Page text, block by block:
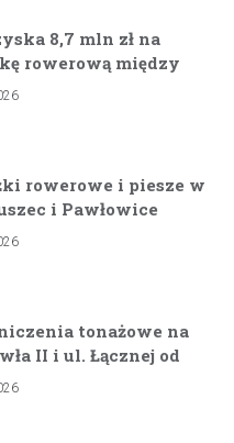
8,7 mln zł na
rowerową między
rowerowe i piesze w
i Pawłowice
wsparciu
tonażowe na
II i ul. Łącznej od